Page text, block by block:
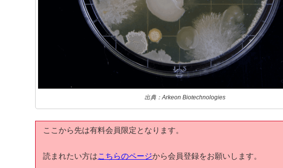
出典：Arkeon Biotechnologies
ここから先は有料会員限定となります。
読まれたい方はこちらのページから会員登録をお願いします。